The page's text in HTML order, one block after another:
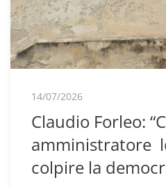
14/07/2026
Claudio Forleo:
amministratore
colpire la